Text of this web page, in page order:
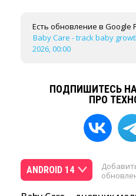
Есть обновление в Google
Baby Care - track baby
2026, 00:00
ПОДПИШИТЕСЬ
ПРО
ANDROID 14